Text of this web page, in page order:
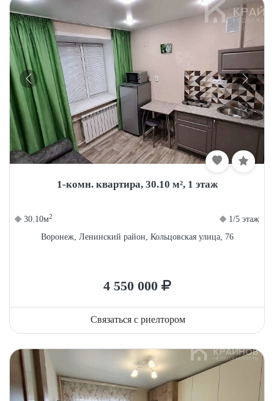
1-комн. квартира, 30.10 м², 1 этаж
30.10м2
1/5 этаж
Воронеж, Ленинский район, Кольцовская улица, 76
4 550 000
Связаться с риелтором